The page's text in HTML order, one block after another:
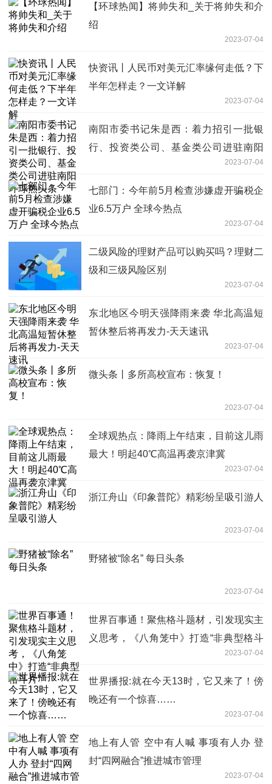
【环球热闻】将帅失和_关于将帅失和介
绍
2023-07-04
快资讯丨人民币对美元汇率缘何走低？下
半年怎样走？一文详解
2023-07-04
南阳市委书记朱是西：着力招引一批银
行、投资类公司、基金类公司进驻南阳
2023-07-04
七部门：今年前5月检查涉嫌虚开骗税企
业6.5万户 全球今热点
2023-07-04
二级风险的理财产品可以购买吗？理财二
级和三级风险区别
2023-07-04
东北地区今明天强降雨来袭 华北高温短
暂休整后将再发力-天天速讯
2023-07-04
微头条丨多所高校宣布：恢复！
2023-07-04
全球观热点：降雨上午结束，目前这儿雨
最大！明起40℃高温再袭京津冀
2023-07-04
浙江舟山《印象普陀》精彩纷呈吸引游人
2023-07-04
野猪被“除名” 每日头条
2023-07-04
世界百事通！聚焦格斗题材，引发现实主
义思考，《八角笼中》打造“非典型格斗
2023-07-04
世界播报:就在今天13时，它又来了！傍
晚还有一个惊喜……
2023-07-04
地上有人管 空中有人喊 事项有人办 登
封“四网融合”推进城市管理
2023-07-04